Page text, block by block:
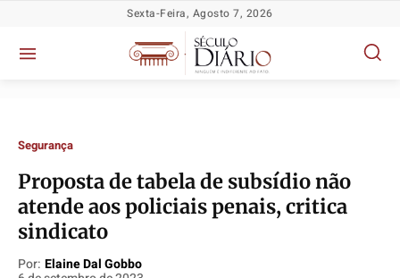
Política
Socioeconômicas
Política
Socioeconômicas
Política
Socioeconômicas
Política
Socioeconômicas
Sexta-Feira, Agosto 7, 2026
Segurança
Proposta de tabela de subsídio não
atende aos policiais penais, critica
sindicato
Por: Elaine Dal Gobbo